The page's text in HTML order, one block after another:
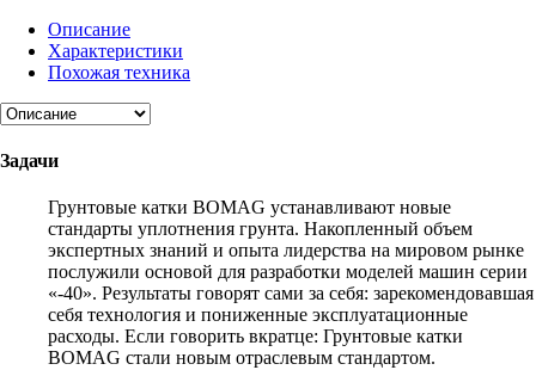
Описание
Характеристики
Похожая техника
Задачи
Грунтовые катки BOMAG устанавливают новые
стандарты уплотнения грунта. Накопленный объем
экспертных знаний и опыта лидерства на мировом рынке
послужили основой для разработки моделей машин серии
«-40». Результаты говорят сами за себя: зарекомендовавшая
себя технология и пониженные эксплуатационные
расходы. Если говорить вкратце: Грунтовые катки
BOMAG стали новым отраслевым стандартом.